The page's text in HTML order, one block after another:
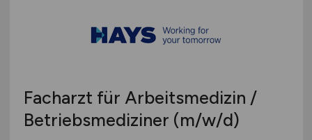
Facharzt für Arbeitsmedizin /
Betriebsmediziner (m/w/d)